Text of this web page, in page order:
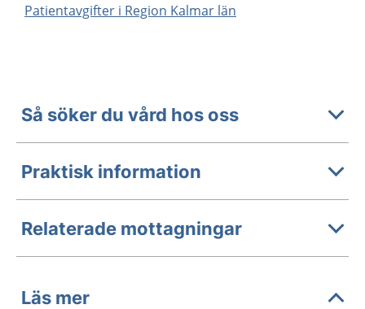
Patientavgifter i Region Kalmar län
Så söker du vård hos oss
Praktisk information
Relaterade mottagningar
Läs mer